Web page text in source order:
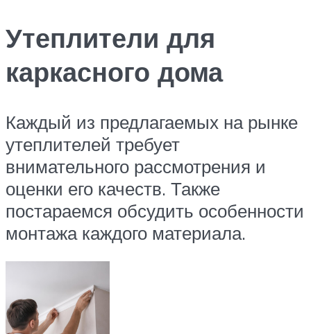
Утеплители для
каркасного дома
Каждый из предлагаемых на рынке
утеплителей требует
внимательного рассмотрения и
оценки его качеств. Также
постараемся обсудить особенности
монтажа каждого материала.